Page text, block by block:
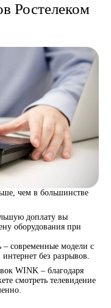
Ростелеком
чем в большинстве
доплату вы
оборудования при
– современные модели с
без разрывов.
WINK – благодаря
смотреть телевидение